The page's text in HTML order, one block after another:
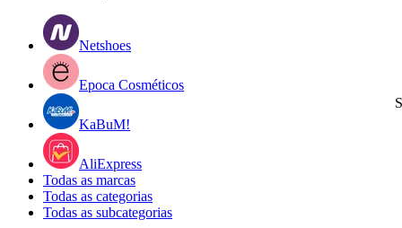
Netshoes
Epoca Cosméticos
KaBuM!
AliExpress
Todas as marcas
Todas as categorias
Todas as subcategorias